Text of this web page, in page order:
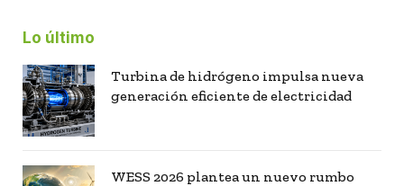
Lo último
Turbina de hidrógeno impulsa nueva
generación eficiente de electricidad
WESS 2026 plantea un nuevo rumbo